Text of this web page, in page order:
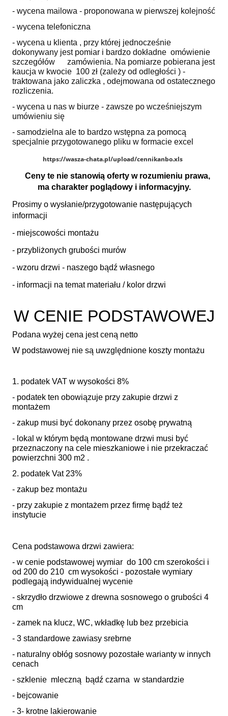
- wycena mailowa - proponowana w pierwszej kolejność
- wycena telefoniczna
- wycena u klienta , przy której jednocześnie
dokonywany jest pomiar i bardzo dokładne omówienie
szczegółów zamówienia. Na pomiarze pobierana jest
kaucja w kwocie 100 zł (zależy od odległości ) -
traktowana jako zaliczka , odejmowana od ostatecznego
rozliczenia.
- wycena u nas w biurze - zawsze po wcześniejszym
umówieniu się
- samodzielna ale to bardzo wstępna za pomocą
specjalnie przygotowanego pliku w formacie excel
https://wasza-chata.pl/upload/cennikanbo.xls
Ceny te nie stanowią oferty w rozumieniu prawa,
ma charakter poglądowy i informacyjny.
Prosimy o wysłanie/przygotowanie następujących
informacji
- miejscowości montażu
- przybliżonych grubości murów
- wzoru drzwi - naszego bądź własnego
- informacji na temat materiału / kolor drzwi
W CENIE PODSTAWOWEJ
Podana wyżej cena jest ceną netto
W podstawowej nie są uwzględnione koszty montażu
1. podatek VAT w wysokości 8%
- podatek ten obowiązuje przy zakupie drzwi z
montażem
- zakup musi być dokonany przez osobę prywatną
- lokal w którym będą montowane drzwi musi być
przeznaczony na cele mieszkaniowe i nie przekraczać
powierzchni 300 m2 .
2. podatek Vat 23%
- zakup bez montażu
- przy zakupie z montażem przez firmę bądź też
instytucie
Cena podstawowa drzwi zawiera:
- w cenie podstawowej wymiar do 100 cm szerokości i
od 200 do 210 cm wysokości - pozostałe wymiary
podlegają indywidualnej wycenie
- skrzydło drzwiowe z drewna sosnowego o grubości 4
cm
- zamek na klucz, WC, wkładkę lub bez przebicia
- 3 standardowe zawiasy srebrne
- naturalny obłóg sosnowy pozostałe warianty w innych
cenach
- szklenie mleczną bądź czarna w standardzie
- bejcowanie
- 3- krotne lakierowanie